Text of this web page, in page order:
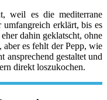
weil es die mediterrane
erklärt, bis es
dahin geklatscht, ohne
es fehlt der Pepp, wie
ansprechend gestaltet und
direkt loszukochen.